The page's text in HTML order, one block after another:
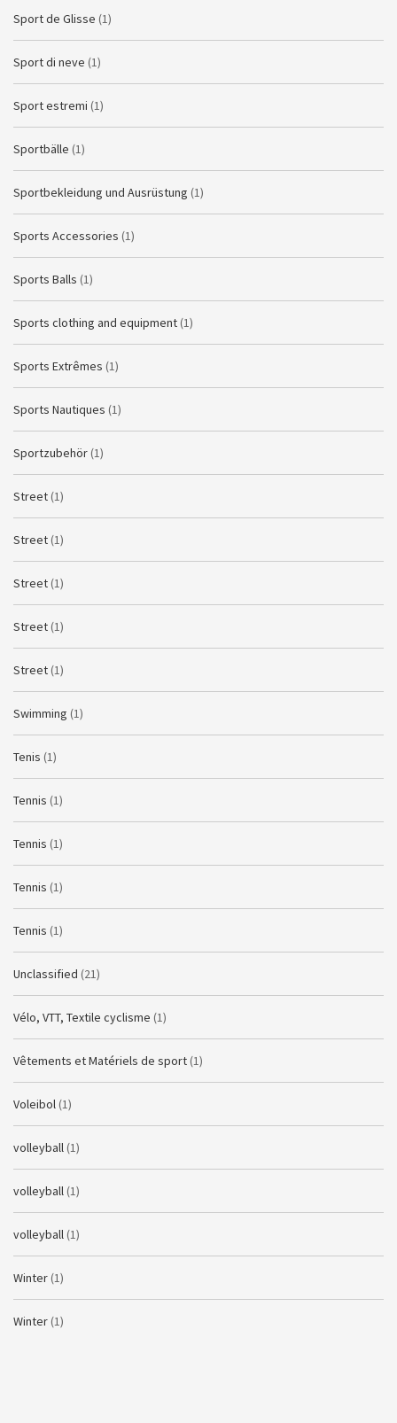
Sport de Glisse (1)
Sport di neve (1)
Sport estremi (1)
Sportbälle (1)
Sportbekleidung und Ausrüstung (1)
Sports Accessories (1)
Sports Balls (1)
Sports clothing and equipment (1)
Sports Extrêmes (1)
Sports Nautiques (1)
Sportzubehör (1)
Street (1)
Street (1)
Street (1)
Street (1)
Street (1)
Swimming (1)
Tenis (1)
Tennis (1)
Tennis (1)
Tennis (1)
Tennis (1)
Unclassified (21)
Vélo, VTT, Textile cyclisme (1)
Vêtements et Matériels de sport (1)
Voleibol (1)
volleyball (1)
volleyball (1)
volleyball (1)
Winter (1)
Winter (1)